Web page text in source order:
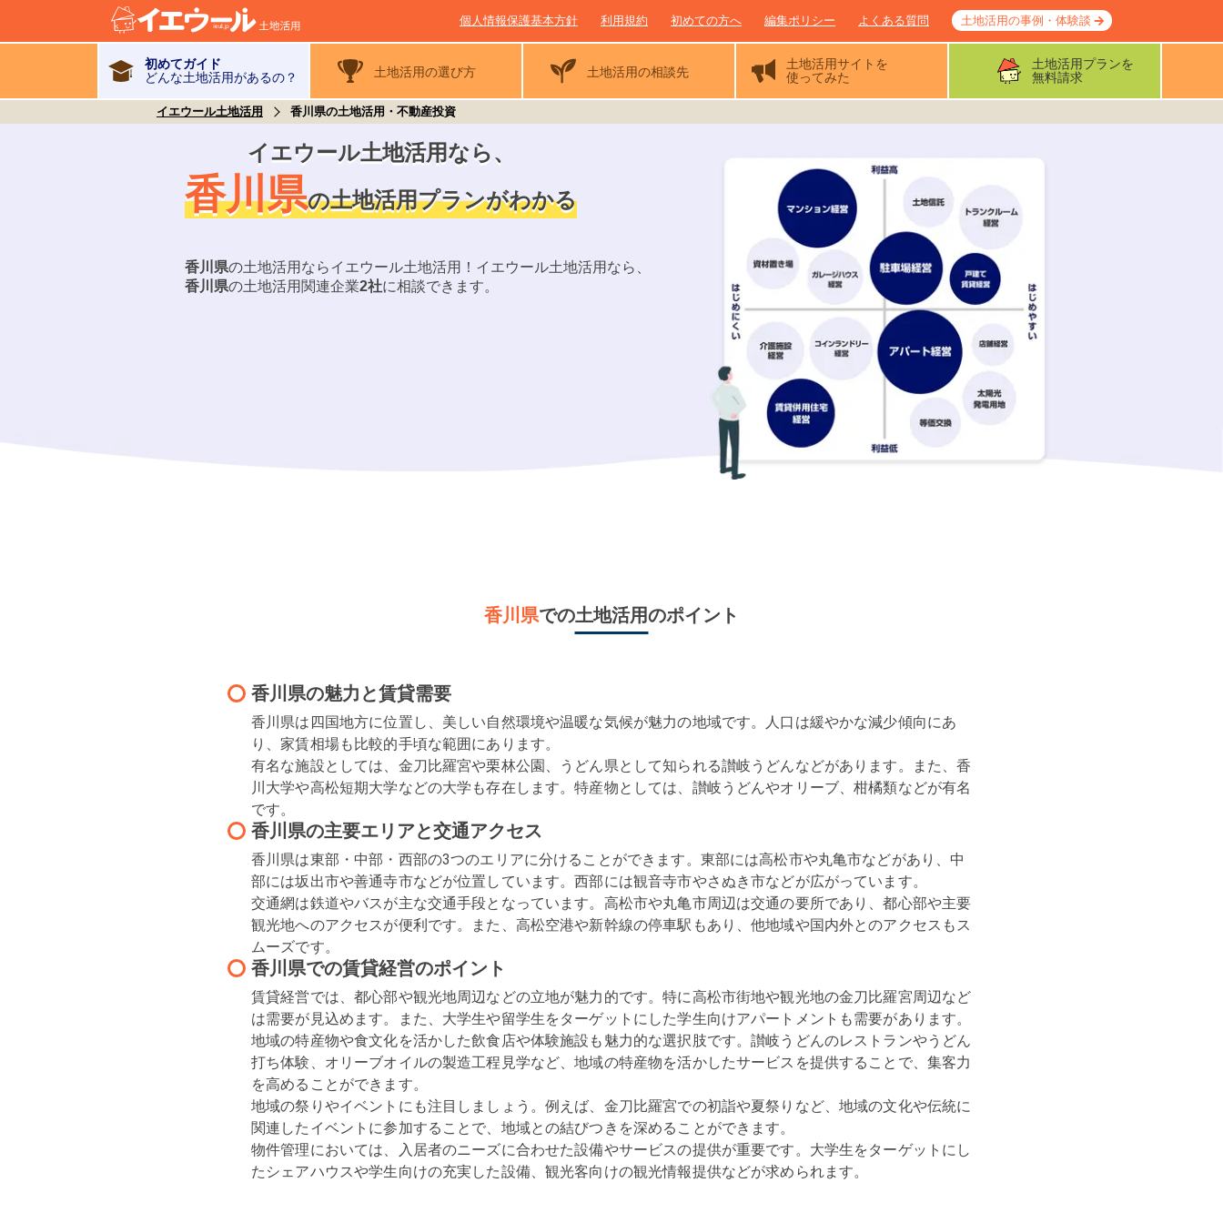
個人情報保護基本方針 利用規約 初めての方へ 編集ポリシー よくある質問 土地活用の事例・体験談
初めてガイド
どんな土地活用があるの？
土地活用の選び方 土地活用の相談先
土地活用サイトを
使ってみた
土地活用プランを
無料請求
イエウール土地活用 香川県の土地活用・不動産投資
イエウール土地活用なら、
香川県の土地活用プランがわかる
香川県の土地活用ならイエウール土地活用！イエウール土地活用なら、
香川県の土地活用関連企業2社に相談できます。
香川県での土地活用のポイント
香川県の魅力と賃貸需要
香川県は四国地方に位置し、美しい自然環境や温暖な気候が魅力の地域です。人口は緩やかな減少傾向にあ
り、家賃相場も比較的手頃な範囲にあります。
有名な施設としては、金刀比羅宮や栗林公園、うどん県として知られる讃岐うどんなどがあります。また、香
川大学や高松短期大学などの大学も存在します。特産物としては、讃岐うどんやオリーブ、柑橘類などが有名
です。
香川県の主要エリアと交通アクセス
香川県は東部・中部・西部の3つのエリアに分けることができます。東部には高松市や丸亀市などがあり、中
部には坂出市や善通寺市などが位置しています。西部には観音寺市やさぬき市などが広がっています。
交通網は鉄道やバスが主な交通手段となっています。高松市や丸亀市周辺は交通の要所であり、都心部や主要
観光地へのアクセスが便利です。また、高松空港や新幹線の停車駅もあり、他地域や国内外とのアクセスもス
ムーズです。
香川県での賃貸経営のポイント
賃貸経営では、都心部や観光地周辺などの立地が魅力的です。特に高松市街地や観光地の金刀比羅宮周辺など
は需要が見込めます。また、大学生や留学生をターゲットにした学生向けアパートメントも需要があります。
地域の特産物や食文化を活かした飲食店や体験施設も魅力的な選択肢です。讃岐うどんのレストランやうどん
打ち体験、オリーブオイルの製造工程見学など、地域の特産物を活かしたサービスを提供することで、集客力
を高めることができます。
地域の祭りやイベントにも注目しましょう。例えば、金刀比羅宮での初詣や夏祭りなど、地域の文化や伝統に
関連したイベントに参加することで、地域との結びつきを深めることができます。
物件管理においては、入居者のニーズに合わせた設備やサービスの提供が重要です。大学生をターゲットにし
たシェアハウスや学生向けの充実した設備、観光客向けの観光情報提供などが求められます。